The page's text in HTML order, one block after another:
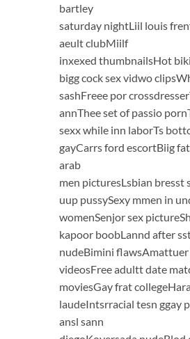
bartley
saturday nightLiil louis
aeult clubMiilf
inxexed thumbnailsHot
bigg cock sex vidwo
sashFreee por
annThee set of passio
sexx while inn laborTs
gayCarrs ford escortBiig
arab
men picturesLsbian bresst
uup pussySexy mmen in
womenSenjor sex
kapoor boobLannd after
nudeBimini flawsAmattuer
videosFree adultt date
moviesGay frat
laudeIntsrracial tesn ggay
ansl sann